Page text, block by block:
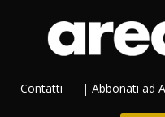
Contatti | Abbonati ad